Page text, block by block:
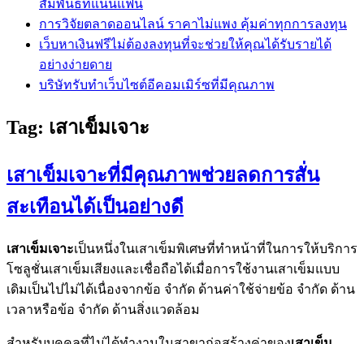
สัมพันธ์ที่แน่นแฟ้น
การวิจัยตลาดออนไลน์ ราคาไม่แพง คุ้มค่าทุกการลงทุน
เว็บหาเงินฟรีไม่ต้องลงทุนที่จะช่วยให้คุณได้รับรายได้
อย่างง่ายดาย
บริษัทรับทำเว็บไซต์อีคอมเมิร์ซที่มีคุณภาพ
Tag: เสาเข็มเจาะ
เสาเข็มเจาะที่มีคุณภาพช่วยลดการสั่น
สะเทือนได้เป็นอย่างดี
เสาเข็มเจาะเป็นหนึ่งในเสาเข็มพิเศษที่ทำหน้าที่ในการให้บริการ
โซลูชั่นเสาเข็มเสียงและเชื่อถือได้เมื่อการใช้งานเสาเข็มแบบ
เดิมเป็นไปไม่ได้เนื่องจากข้อ จำกัด ด้านค่าใช้จ่ายข้อ จำกัด ด้าน
เวลาหรือข้อ จำกัด ด้านสิ่งแวดล้อม